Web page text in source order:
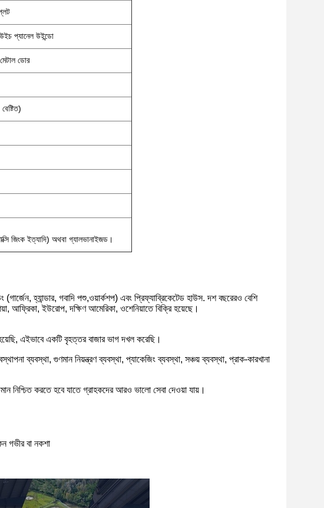
প্যানেল উইন্ডো
ডোর
জিংক ইত্যাদি) অথবা গ্যালভানাইজড।
(গার্জেন, হ্যান্ডার, গবাদি পশু,ওয়ার্কশপ) এবং প্রিফ্যাব্রিকেটেড হাউস. দশ বছরেরও বেশি
আফ্রিকা, ইউরোপ, দক্ষিণ আমেরিকা, ওশেনিয়াতে বিক্রি হয়েছে।
এইভাবে একটি বৃহত্তর বাজার ভাগ দখল করেছি।
ব্যবস্থা, গুণমান নিয়ন্ত্রণ ব্যবস্থা, প্যাকেজিং ব্যবস্থা, সঞ্চয় ব্যবস্থা, প্রাক-কারখানা
নিশ্চিত করতে হবে যাতে গ্রাহকদের আরও ভালো সেবা দেওয়া যায়।
গভীর বা নকশা